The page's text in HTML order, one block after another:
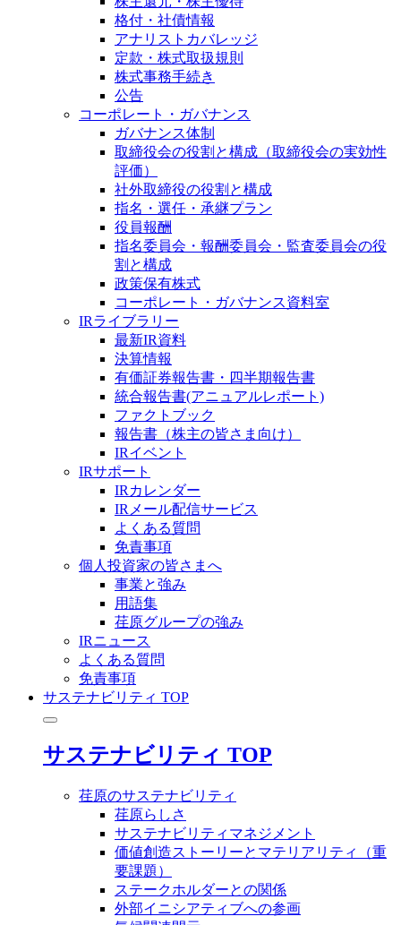
格付・社債情報
アナリストカバレッジ
定款・株式取扱規則
株式事務手続き
公告
コーポレート・ガバナンス
ガバナンス体制
取締役会の役割と構成（取締役会の実効性
評価）
社外取締役の役割と構成
指名・選任・承継プラン
役員報酬
指名委員会・報酬委員会・監査委員会の役
割と構成
政策保有株式
コーポレート・ガバナンス資料室
IRライブラリー
最新IR資料
決算情報
有価証券報告書・四半期報告書
統合報告書(アニュアルレポート)
ファクトブック
報告書（株主の皆さま向け）
IRイベント
IRサポート
IRカレンダー
IRメール配信サービス
よくある質問
免責事項
個人投資家の皆さまへ
事業と強み
用語集
荏原グループの強み
IRニュース
よくある質問
免責事項
サステナビリティ TOP
サステナビリティ TOP
荏原のサステナビリティ
荏原らしさ
サステナビリティマネジメント
価値創造ストーリーとマテリアリティ（重
要課題）
ステークホルダーとの関係
外部イニシアティブへの参画